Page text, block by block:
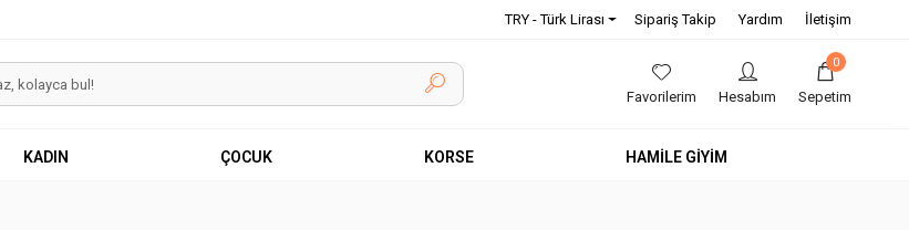
TRY - Türk Lirası Sipariş Takip Yardım İletişim
Favorilerim Hesabım
0
Sepetim
KADIN ÇOCUK KORSE HAMİLE GİYİM